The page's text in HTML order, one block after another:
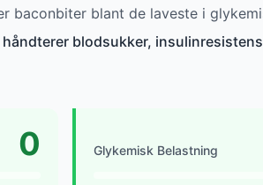
baconbiter blant de laveste i
blodsukker,
0 Glykemisk Belastning